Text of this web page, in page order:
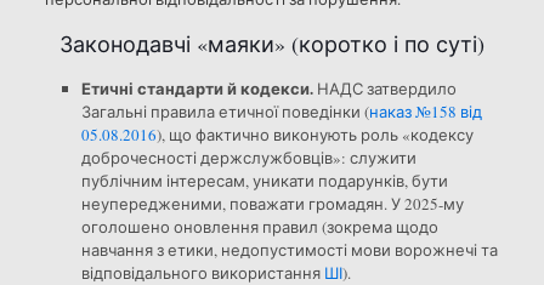
Законодавчі «маяки» (коротко і по суті)
Етичні стандарти й кодекси.НАДС затвердило
Загальні правила етичної поведінки (наказ №158 від
05.08.2016), що фактично виконують роль «кодексу
доброчесності держслужбовців»: служити
публічним інтересам, уникати подарунків, бути
неупередженими, поважати громадян. У 2025-му
оголошено оновлення правил (зокрема щодо
навчання з етики, недопустимості мови ворожнечі та
відповідального використання ШІ).